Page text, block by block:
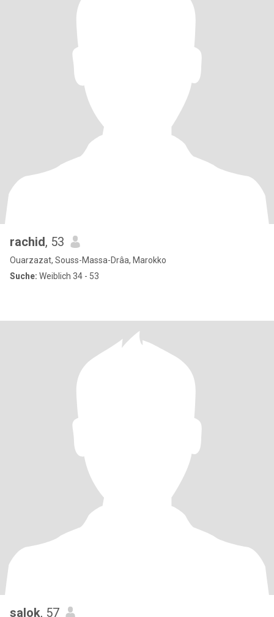
rachid, 53
Ouarzazat, Souss-Massa-Drâa, Marokko
Suche: Weiblich 34 - 53
salok, 57